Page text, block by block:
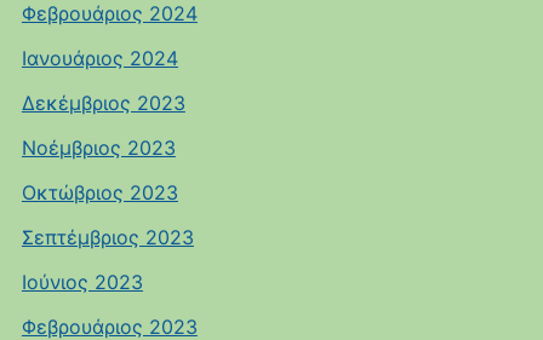
Φεβρουάριος 2024
Ιανουάριος 2024
Δεκέμβριος 2023
Νοέμβριος 2023
Οκτώβριος 2023
Σεπτέμβριος 2023
Ιούνιος 2023
Φεβρουάριος 2023